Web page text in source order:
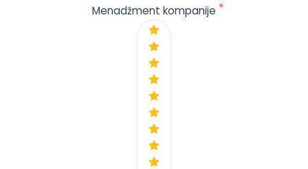
Menadžment kompanije *